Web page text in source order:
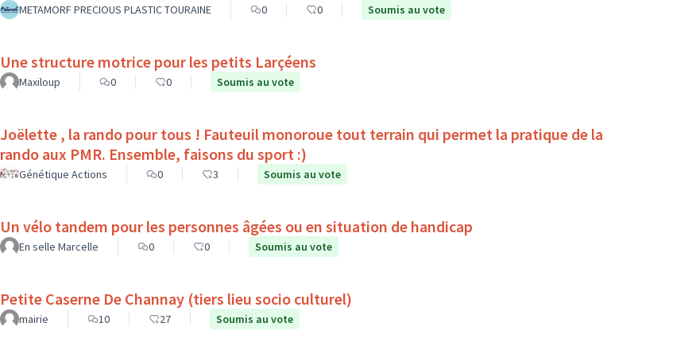
METAMORF PRECIOUS PLASTIC TOURAINE 0 0 Soumis au vote
Une structure motrice pour les petits Larçéens
Maxiloup 0 0 Soumis au vote
Joëlette , la rando pour tous ! Fauteuil monoroue tout terrain qui permet la pratique de la
rando aux PMR. Ensemble, faisons du sport :)
Génétique Actions 0 3 Soumis au vote
Un vélo tandem pour les personnes âgées ou en situation de handicap
En selle Marcelle 0 0 Soumis au vote
Petite Caserne De Channay (tiers lieu socio culturel)
mairie 10 27 Soumis au vote